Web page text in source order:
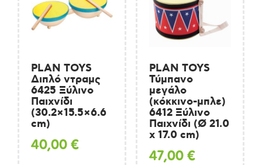
PLAN TOYS
Διπλό ντραμς
6425 Ξύλινο
Παιχνίδι
(30.2×15.5×6.6
cm)
40,00€
PLAN TOYS
Τύμπανο
μεγάλο
(κόκκινο-μπλε)
6412 Ξύλινο
Παιχνίδι (Ø 21.0
x 17.0 cm)
47,00€